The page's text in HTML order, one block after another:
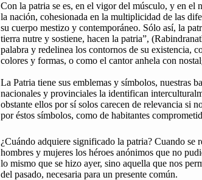
Con la patria se es, en el vigor del músculo, y en el
la nación, cohesionada en la multiplicidad de las
su cuerpo mestizo y contemporáneo. Sólo así, la
tierra nutre y sostiene, hacen la patria”,
palabra y redelinea los contornos de su existencia,
colores y formas, o como el cantor anhela con
La Patria tiene sus emblemas y símbolos, nuestras
nacionales y provinciales la identifican
obstante ellos por sí solos carecen de relevancia si
por éstos símbolos, como de habitantes
¿Cuándo adquiere significado la patria? Cuando
hombres y mujeres los héroes anónimos que no
lo mismo que se hizo ayer, sino aquella que nos
del pasado, necesaria para un presente común.